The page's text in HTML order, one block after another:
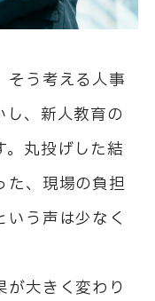
そう考える人事
、新人教育の
。丸投げした結
た、現場の負担
う声は少なく
が大きく変わり